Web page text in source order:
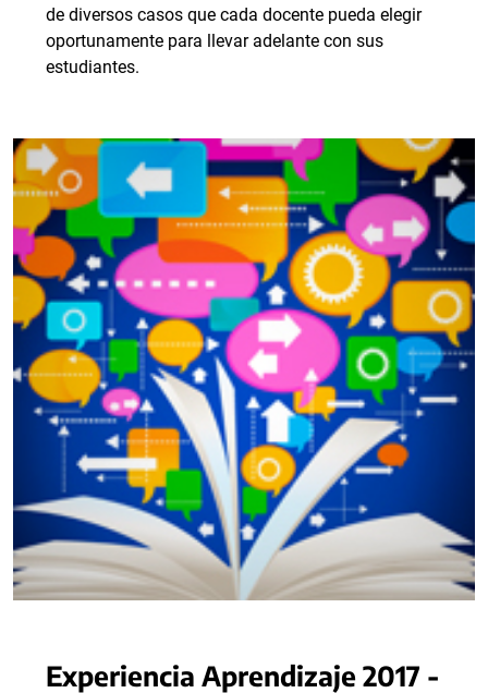
de diversos casos que cada docente pueda elegir
oportunamente para llevar adelante con sus
estudiantes.
Experiencia Aprendizaje 2017 -